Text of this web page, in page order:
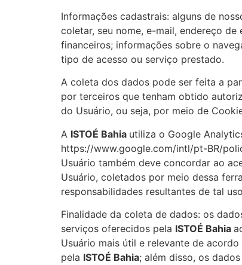
Informações cadastrais: alguns de
coletar, seu nome, e-mail, endereço
financeiros; informações sobre o
tipo de acesso ou serviço prestado.
A coleta dos dados pode ser feita a
por terceiros que tenham obtido
do Usuário, ou seja, por meio de
A ISTOÉ Bahia utiliza o Google
https://www.google.com/intl/pt-BR/
Usuário também deve concordar ao
Usuário, coletados por meio dessa
responsabilidades resultantes de tal
Finalidade da coleta de dados: os
serviços oferecidos pela ISTOÉ Bahia
Usuário mais útil e relevante de
pela ISTOÉ Bahia; além disso, os